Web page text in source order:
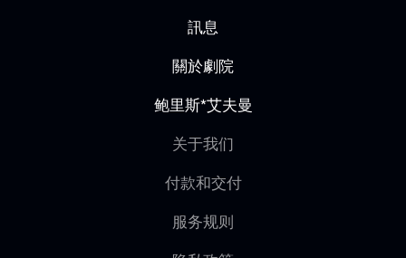
訊息
關於劇院
鲍里斯*艾夫曼
关于我们
付款和交付
服务规则